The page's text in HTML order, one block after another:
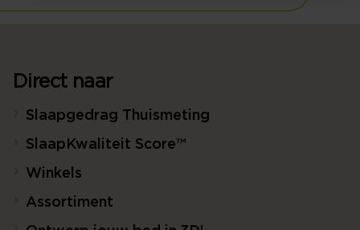
Direct naar
Slaapgedrag Thuismeting
SlaapKwaliteit Score™
Winkels
Assortiment